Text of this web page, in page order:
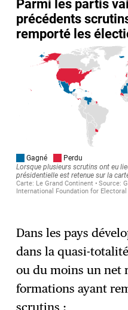
Dans les pays
dans la quasi-
ou du moins un net
formations ayant
scrutins :